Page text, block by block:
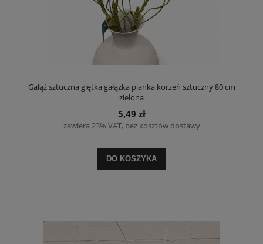
Gałąź sztuczna giętka gałązka pianka korzeń sztuczny 80 cm
zielona
5,49 zł
zawiera 23% VAT, bez kosztów dostawy
DO KOSZYKA